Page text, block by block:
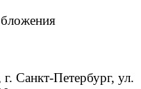
Санкт-Петербург, ул.